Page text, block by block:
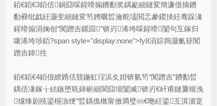
銆€銆€3銆佸鍋囧啋鍟嗗搧鐨勫奖鍝嶏細鏈変簡濂借揣鐨
勫彛纰戯紝灏变細鏈変笉娉曞晢瀹舵壒閲忎豢鍐掞紝骞跺湪
鍟嗗搧涓婅创“闃蹭吉鏍囩”锛岃浠垮啋鍟嗗闅句互鎵归
噺浠垮埗銆?span style="display:none">fy8涓婃捣灏氭簮闃
蹭吉鍏徃
銆€銆€4銆佷繚鎸佸競鍦虹珵浜夊姏锛氫笉“闃蹭吉”鐨勫晢
鍝佸湪鎵╁紶鏃堕毦鍏嶄細閬囧埌闅滅锛岃€屽甫鏈夐槻浼
爣绛剧殑鍙楃洃绠″晢鍝佹槸甯傚満璧㈣€咃紝鍙互淇濇寔